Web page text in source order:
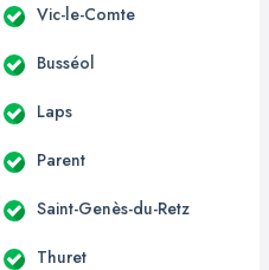
Vic-le-Comte
Busséol
Laps
Parent
Saint-Genès-du-Retz
Thuret